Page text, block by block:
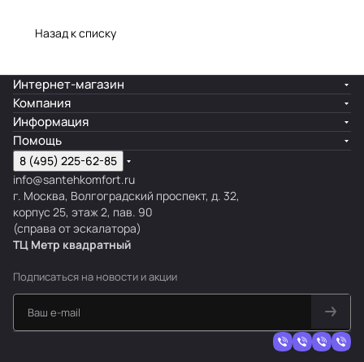
Назад к списку
Интернет-магазин
Компания
Информация
Помощь
8 (495) 225-62-85
info@santehkomfort.ru
г. Москва, Волгоградский проспект, д. 32,
корпус 25, этаж 2, пав. 90
(справа от эскалатора)
ТЦ Метр квадратный
Подписаться на новости и акции